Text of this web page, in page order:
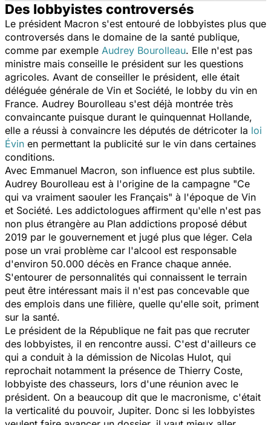
Des lobbyistes controversés
Le président Macron s'est entouré de lobbyistes plus que
controversés dans le domaine de la santé publique,
comme par exemple Audrey Bourolleau. Elle n'est pas
ministre mais conseille le président sur les questions
agricoles. Avant de conseiller le président, elle était
déléguée générale de Vin et Société, le lobby du vin en
France. Audrey Bourolleau s'est déjà montrée très
convaincante puisque durant le quinquennat Hollande,
elle a réussi à convaincre les députés de détricoter la loi
Évin en permettant la publicité sur le vin dans certaines
conditions.
Avec Emmanuel Macron, son influence est plus subtile.
Audrey Bourolleau est à l'origine de la campagne "Ce
qui va vraiment saouler les Français" à l'époque de Vin
et Société. Les addictologues affirment qu'elle n'est pas
non plus étrangère au Plan addictions proposé début
2019 par le gouvernement et jugé plus que léger. Cela
pose un vrai problème car l'alcool est responsable
d'environ 50.000 décès en France chaque année.
S'entourer de personnalités qui connaissent le terrain
peut être intéressant mais il n'est pas concevable que
des emplois dans une filière, quelle qu'elle soit, priment
sur la santé.
Le président de la République ne fait pas que recruter
des lobbyistes, il en rencontre aussi. C'est d'ailleurs ce
qui a conduit à la démission de Nicolas Hulot, qui
reprochait notamment la présence de Thierry Coste,
lobbyiste des chasseurs, lors d'une réunion avec le
président. On a beaucoup dit que le macronisme, c'était
la verticalité du pouvoir, Jupiter. Donc si les lobbyistes